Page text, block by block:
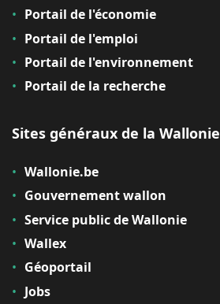
Portail de l'économie
Portail de l'emploi
Portail de l'environnement
Portail de la recherche
Sites généraux de la Wallonie
Wallonie.be
Gouvernement wallon
Service public de Wallonie
Wallex
Géoportail
Jobs